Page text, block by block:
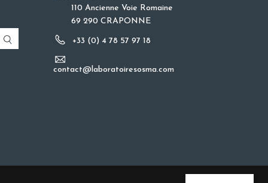
110 Ancienne Voie Romaine
69 290 CRAPONNE
+33 (0) 4 78 57 97 18
contact@laboratoiresosma.com